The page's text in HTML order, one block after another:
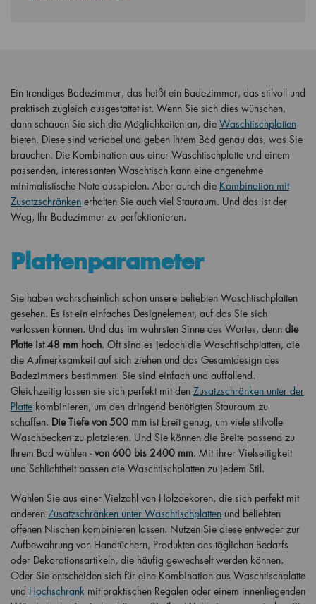
Ein trendiges Badezimmer, das heißt ein Badezimmer, das stilvoll und
praktisch zugleich ausgestattet ist. Wenn Sie sich dies wünschen,
dann schauen Sie sich die Möglichkeiten an, die Waschtischplatten
bieten. Diese sind variabel und geben Ihrem Bad genau das, was Sie
brauchen. Die Kombination aus einer Waschtischplatte und einem
passenden, interessanten Waschtisch kann eine angenehme
minimalistische Note ausspielen. Aber durch die Kombination mit
Zusatzschränken erhalten Sie auch viel Stauraum. Und das ist der
Weg, Ihr Badezimmer zu perfektionieren.
Plattenparameter
Sie haben wahrscheinlich schon unsere beliebten Waschtischplatten
gesehen. Es ist ein einfaches Designelement, auf das Sie sich
verlassen können. Und das im wahrsten Sinne des Wortes, denn die
Platte ist 48 mm hoch. Oft sind es jedoch die Waschtischplatten, die
die Aufmerksamkeit auf sich ziehen und das Gesamtdesign des
Badezimmers bestimmen. Sie sind einfach und auffallend.
Gleichzeitig lassen sie sich perfekt mit den Zusatzschränken unter der
Platte kombinieren, um den dringend benötigten Stauraum zu
schaffen. Die Tiefe von 500 mm ist breit genug, um viele stilvolle
Waschbecken zu platzieren. Und Sie können die Breite passend zu
Ihrem Bad wählen - von 600 bis 2400 mm. Mit ihrer Vielseitigkeit
und Schlichtheit passen die Waschtischplatten zu jedem Stil.
Wählen Sie aus einer Vielzahl von Holzdekoren, die sich perfekt mit
anderen Zusatzschränken unter Waschtischplatten und beliebten
offenen Nischen kombinieren lassen. Nutzen Sie diese entweder zur
Aufbewahrung von Handtüchern, Produkten des täglichen Bedarfs
oder Dekorationsartikeln, die häufig gewechselt werden können.
Oder Sie entscheiden sich für eine Kombination aus Waschtischplatte
und Hochschrank mit praktischen Regalen oder einem innenliegenden